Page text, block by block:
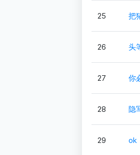
25 把
26 头
27 你
28 隐
29 ok